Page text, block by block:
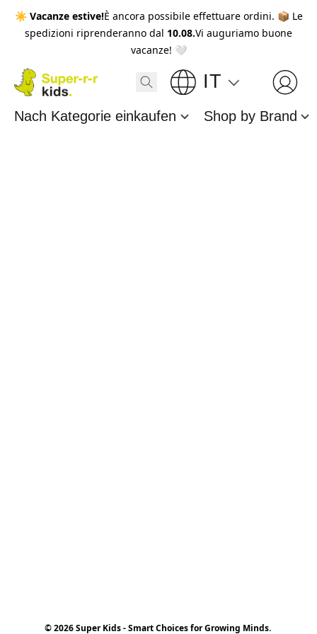
☀️ Vacanze estive!È ancora possibile effettuare ordini. 📦 Le
spedizioni riprenderanno dal 10.08.Vi auguriamo buone
vacanze! 🤍
IT
Nach Kategorie einkaufen Shop by Brand
© 2026 Super Kids - Smart Choices for Growing Minds.